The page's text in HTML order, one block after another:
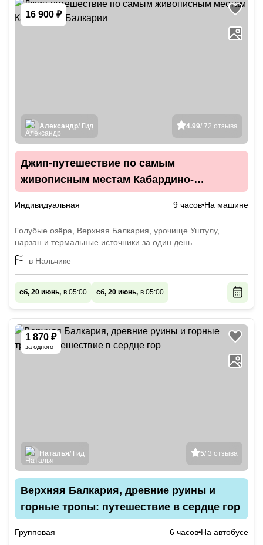
16 900 ₽
4.99/ 72 отзыва
Александр/ Гид
Джип-путешествие по самым
живописным местам Кабардино-
Индивидуальная 9 часов На машине
Голубые озёра, Верхняя Балкария, урочище Уштулу,
нарзан и термальные источники за один день
в Нальчике
сб, 20 июнь, в 05:00 сб, 20 июнь, в 05:00
1 870 ₽
за одного
5/ 3 отзыва
Наталья/ Гид
Верхняя Балкария, древние руины и
горные тропы: путешествие в сердце гор
Групповая 6 часов На автобусе